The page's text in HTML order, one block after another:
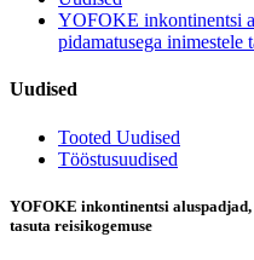
YOFOKE inkontinentsi
pidamatusega inimestele
Uudised
Tooted Uudised
Tööstusuudised
YOFOKE inkontinentsi
tasuta reisikogemuse